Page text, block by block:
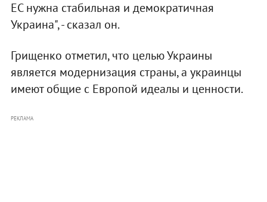
ЕС нужна стабильная и демократичная
Украина", - сказал он.
Грищенко отметил, что целью Украины
является модернизация страны, а украинцы
имеют общие с Европой идеалы и ценности.
РЕКЛАМА